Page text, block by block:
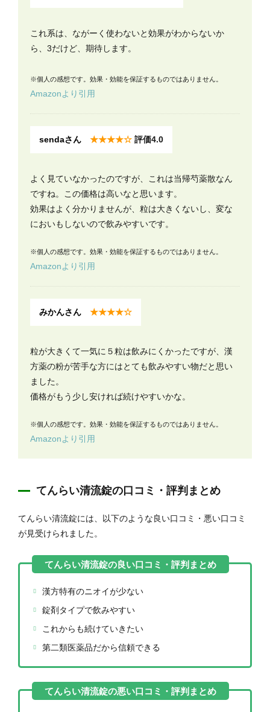
これ系は、ながーく使わないと効果がわからないか
ら、3だけど、期待します。
※個人の感想です。効果・効能を保証するものではありません。
Amazonより引用
sendaさん ★★★★☆ 評価4.0
よく見ていなかったのですが、これは当帰芍薬散なん
ですね。この価格は高いなと思います。
効果はよく分かりませんが、粒は大きくないし、変な
においもしないので飲みやすいです。
※個人の感想です。効果・効能を保証するものではありません。
Amazonより引用
みかんさん ★★★★☆
粒が大きくて一気に５粒は飲みにくかったですが、漢
方薬の粉が苦手な方にはとても飲みやすい物だと思い
ました。
価格がもう少し安ければ続けやすいかな。
※個人の感想です。効果・効能を保証するものではありません。
Amazonより引用
てんらい清流錠の口コミ・評判まとめ
てんらい清流錠には、以下のような良い口コミ・悪い口コミ
が見受けられました。
漢方特有のニオイが少ない
錠剤タイプで飲みやすい
これからも続けていきたい
第二類医薬品だから信頼できる